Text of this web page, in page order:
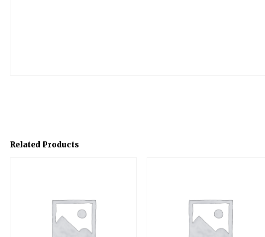
Related Products